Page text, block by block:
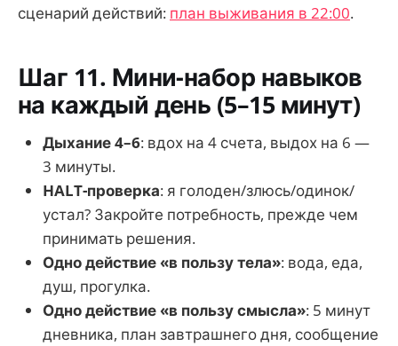
сценарий действий: план выживания в 22:00.
Шаг 11. Мини-набор навыков
на каждый день (5–15 минут)
Дыхание 4–6: вдох на 4 счета, выдох на 6 —
3 минуты.
HALT-проверка: я голоден/злюсь/одинок/
устал? Закройте потребность, прежде чем
принимать решения.
Одно действие «в пользу тела»: вода, еда,
душ, прогулка.
Одно действие «в пользу смысла»: 5 минут
дневника, план завтрашнего дня, сообщение